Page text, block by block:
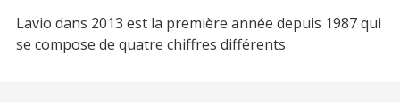
Lavio dans 2013 est la première année depuis 1987 qui
se compose de quatre chiffres différents